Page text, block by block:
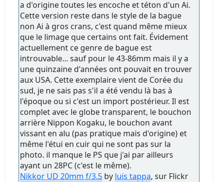
a d'origine toutes les encoche et téton d'un Ai.
Cette version reste dans le style de la bague
non Ai à gros crans, c'est quand même mieux
que le limage que certains ont fait. Évidement
actuellement ce genre de bague est
introuvable... sauf pour le 43-86mm mais il y a
une quinzaine d'années ont pouvait en trouver
aux USA. Cette exemplaire vient de Corée du
sud, je ne sais pas s'il a été vendu là bas à
l'époque ou si c'est un import postérieur. Il est
complet avec le globe transparent, le bouchon
arrière Nippon Kogaku, le bouchon avant
vissant en alu (pas pratique mais d'origine) et
même l'étui en cuir qui ne sont pas sur la
photo. il manque le PS que j'ai par ailleurs
ayant un 28PC (c'est le même).
Nikkor UD 20mm f/3.5 by luis tappa, sur Flickr